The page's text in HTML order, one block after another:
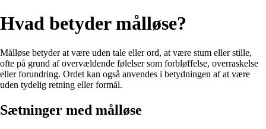
Hvad betyder målløse?
Målløse betyder at være uden tale eller ord, at være stum eller stille,
ofte på grund af overvældende følelser som forbløffelse, overraskelse
eller forundring. Ordet kan også anvendes i betydningen af at være
uden tydelig retning eller formål.
Sætninger med målløse